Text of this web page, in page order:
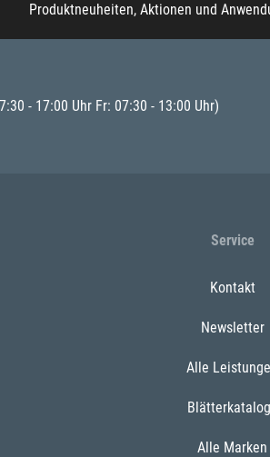
Produktneuheiten, Aktionen und
- 17:00 Uhr Fr: 07:30 - 13:00 Uhr)
Service
Kontakt
Newsletter
Alle
Alle Marken